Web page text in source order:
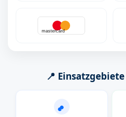
mastercard
📍